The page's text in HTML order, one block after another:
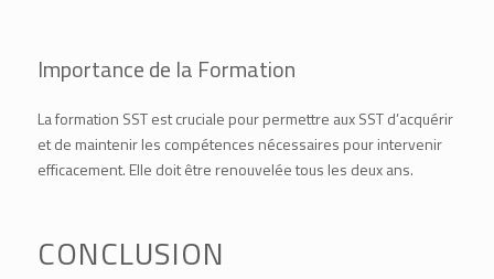
Importance de la Formation
La formation SST est cruciale pour permettre aux SST d’acquérir
et de maintenir les compétences nécessaires pour intervenir
efficacement. Elle doit être renouvelée tous les deux ans.
CONCLUSION